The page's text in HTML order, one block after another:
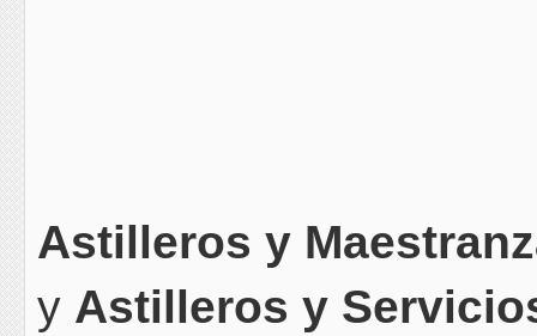
Astilleros y
y Astilleros y